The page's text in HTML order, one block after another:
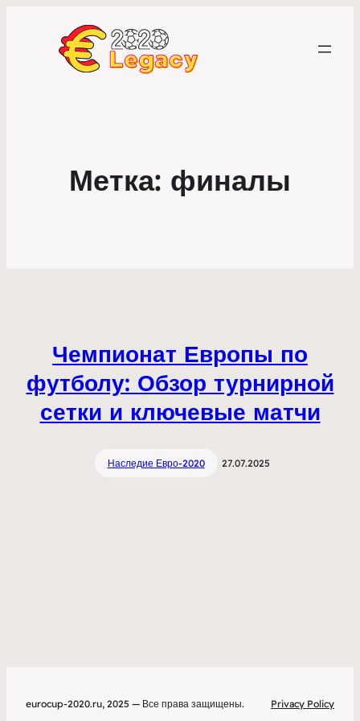
Метка: финалы
Чемпионат Европы по
футболу: Обзор турнирной
сетки и ключевые матчи
Наследие Евро-2020 27.07.2025
eurocup-2020.ru, 2025 — Все права защищены. Privacy Policy